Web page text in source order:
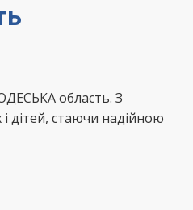
область. З
дітей, стаючи надійною